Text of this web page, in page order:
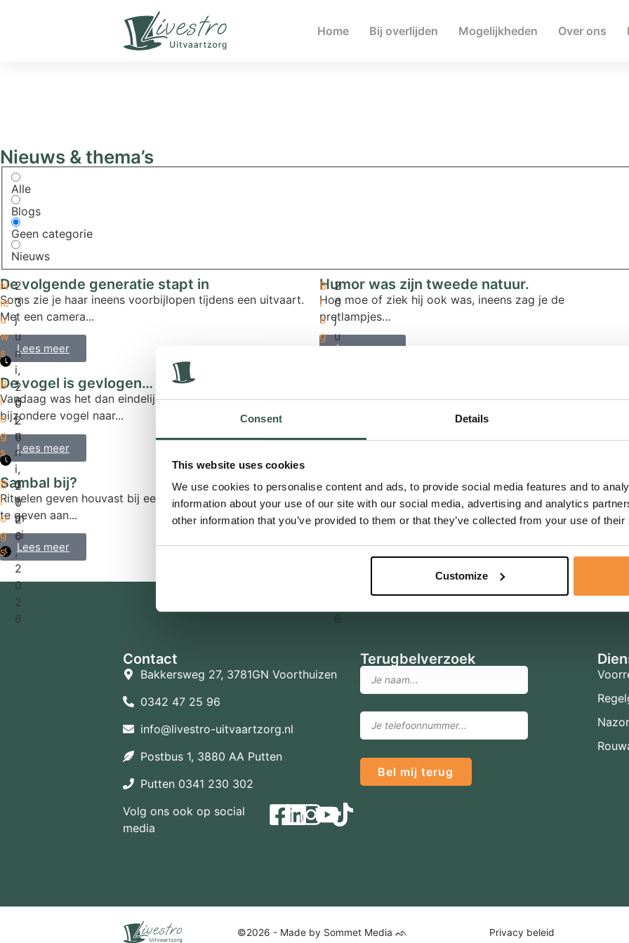
Consent Details
This website uses cookies
We use cookies to personalise content and ads, to provide social media features and to
information about your use of our site with our social media, advertising and analytics
other information that you’ve provided to them or that they’ve collected from your use of
Customize
Home Bij overlijden Mogelijkheden Over ons
Nieuws & thema’s
Alle
Blogs
Geen categorie
Nieuws
2
3
j
u
n
i,
2
0
2
6
N
ie
u
w
s
De volgende generatie stapt in
Soms zie je haar ineens voorbijlopen tijdens een uitvaart.
Met een camera...
Lees meer
2
0
j
u
0
6
B
l
o
g
Humor was zijn tweede natuur.
Hoe moe of ziek hij ook was, ineens zag je de
pretlampjes...
Lees meer
1
6
j
u
n
i,
2
0
2
6
B
l
o
g
s
De vogel is gevlogen… deel 2
Vandaag was het dan eindelijk zover. We mochten deze
bijzondere vogel naar...
Lees meer
4
u
2
0
2
l
g
Vandaag is het precies een maand geleden dat zijn
3
1
m
ei
,
2
0
2
6
B
l
o
g
s
Sambal bij?
Rituelen geven houvast bij een afscheid en helpen vorm
te geven aan...
Lees meer
1
2
m
6
N
ie
u
Post.nl gaat rouwpost met 132 % verhogen
PostNL wil per juli de tarieven voor rouwpost fors
verhogen. Van €1,40...
Lees meer
Contact
Bakkersweg 27, 3781GN Voorthuizen
0342 47 25 96
info@livestro-uitvaartzorg.nl
Postbus 1, 3880 AA Putten
Putten 0341 230 302
Volg ons ook op social
media
Terugbelverzoek
Bel mij terug
©2026 - Made by Sommet Media ᨒ Privacy beleid